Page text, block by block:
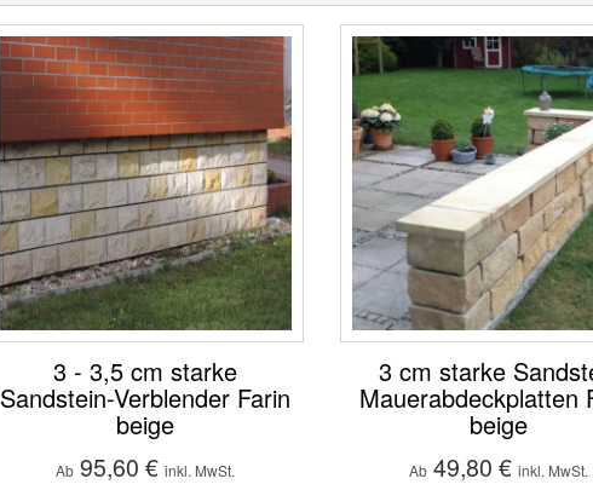
3 - 3,5 cm starke
Sandstein-Verblender Farin
beige
Ab 95,60 € inkl. MwSt.
3 cm starke
Mauerabdeckplatten
beige
Ab 49,80 € inkl. MwSt.